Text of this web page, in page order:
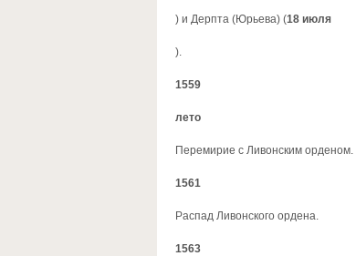
) и Дерпта (Юрьева) (18 июля
).
1559
лето
Перемирие с Ливонским орденом.
1561
Распад Ливонского ордена.
1563